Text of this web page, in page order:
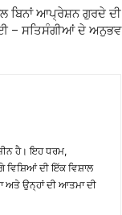
ਬਿਨਾਂ ਆਪ੍ਰੇਸ਼ਨ ਗੁਰਦੇ ਦੀ
– ਸਤਿਸੰਗੀਆਂ ਦੇ ਅਨੁਭਵ
ਹੈ। ਇਹ ਧਰਮ,
ਵਿਸ਼ਿਆਂ ਦੀ ਇੱਕ ਵਿਸ਼ਾਲ
ਅਤੇ ਉਨ੍ਹਾਂ ਦੀ ਆਤਮਾ ਦੀ